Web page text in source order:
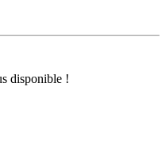
disponible !